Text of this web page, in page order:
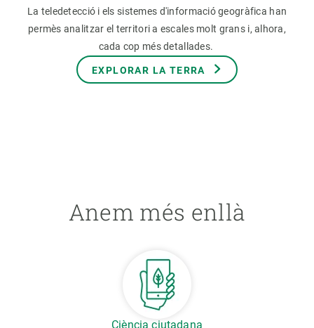
La teledetecció i els sistemes d'informació geogràfica han
permès analitzar el territori a escales molt grans i, alhora,
cada cop més detallades.
EXPLORAR LA TERRA
Anem més enllà
Ciència ciutadana